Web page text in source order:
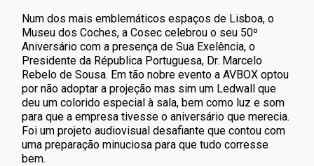
Num dos mais emblemáticos espaços de Lisboa, o
Museu dos Coches, a Cosec celebrou o seu 50º
Aniversário com a presença de Sua Exelência, o
Presidente da Républica Portuguesa, Dr. Marcelo
Rebelo de Sousa. Em tão nobre evento a AVBOX optou
por não adoptar a projeção mas sim um Ledwall que
deu um colorido especial à sala, bem como luz e som
para que a empresa tivesse o aniversário que merecia.
Foi um projeto audiovisual desafiante que contou com
uma preparação minuciosa para que tudo corresse
bem.